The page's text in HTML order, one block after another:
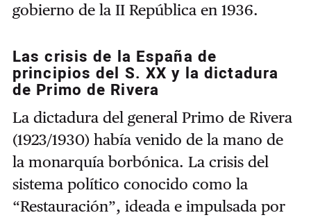
gobierno de la II República en 1936.
Las crisis de la España de
principios del S. XX y la dictadura
de Primo de Rivera
La dictadura del general Primo de Rivera
(1923/1930) había venido de la mano de
la monarquía borbónica. La crisis del
sistema político conocido como la
“Restauración”, ideada e impulsada por